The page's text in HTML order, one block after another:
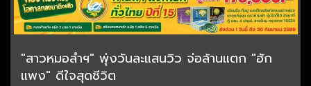
"สาวหมอลำฯ" พุ่งวันละแสนวิว จ่อล้านแตก "ฮัก
แพง" ดีใจสุดชีวิต